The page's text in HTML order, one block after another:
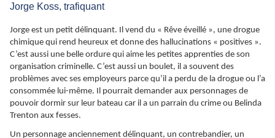
Jorge Koss, trafiquant
Jorge est un petit délinquant. Il vend du « Rêve éveillé », une drogue
chimique qui rend heureux et donne des hallucinations « positives ».
C’est aussi une belle ordure qui aime les petites apprenties de son
organisation criminelle. C’est aussi un boulet, il a souvent des
problèmes avec ses employeurs parce qu’il a perdu de la drogue ou l’a
consommée lui-même. Il pourrait demander aux personnages de
pouvoir dormir sur leur bateau car il a un parrain du crime ou Belinda
Trenton aux fesses.
Un personnage anciennement délinquant, un contrebandier, un